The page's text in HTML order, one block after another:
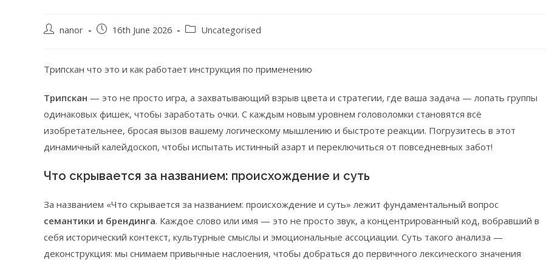
nanor 16th June 2026 Uncategorised
Трипскан что это и как работает инструкция по применению
Трипскан — это не просто игра, а захватывающий взрыв цвета и стратегии, где ваша задача — лопать группы
одинаковых фишек, чтобы заработать очки. С каждым новым уровнем головоломки становятся всё
изобретательнее, бросая вызов вашему логическому мышлению и быстроте реакции. Погрузитесь в этот
динамичный калейдоскоп, чтобы испытать истинный азарт и переключиться от повседневных забот!
Что скрывается за названием: происхождение и суть
За названием «Что скрывается за названием: происхождение и суть» лежит фундаментальный вопрос
семантики и брендинга. Каждое слово или имя — это не просто звук, а концентрированный код, вобравший в
себя исторический контекст, культурные смыслы и эмоциональные ассоциации. Суть такого анализа —
деконструкция: мы снимаем привычные наслоения, чтобы добраться до первичного лексического значения